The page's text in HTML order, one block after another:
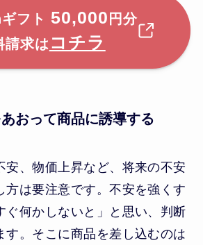
フト 50,000 円分
請求は コチラ
おって商品に誘導する
安、物価上昇など、将来の不安
方は要注意です。不安を強くす
ぐ何かしないと」と思い、判断
す。そこに商品を差し込むのは